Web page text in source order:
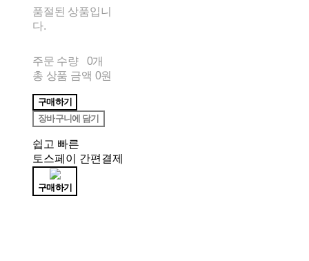
품절된 상품입니
다.
주문 수량
0개
총 상품 금액 0원
구매하기
장바구니에 담기
쉽고 빠른
토스페이 간편결제
구매하기